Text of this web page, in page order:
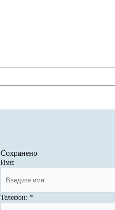
Сохранено
Имя:
Телефон: *